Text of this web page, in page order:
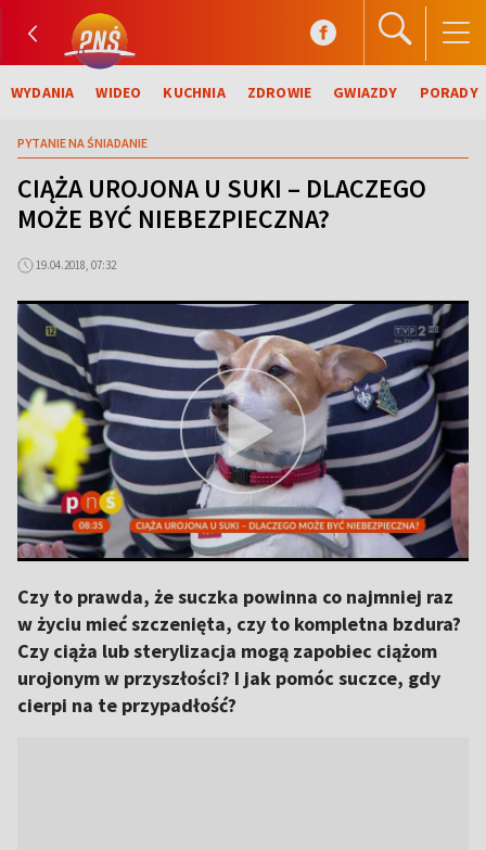
WYDANIA WIDEO KUCHNIA ZDROWIE GWIAZDY PORADY
PYTANIE NA ŚNIADANIE
CIĄŻA UROJONA U SUKI – DLACZEGO
MOŻE BYĆ NIEBEZPIECZNA?
19.04.2018, 07:32
Czy to prawda, że suczka powinna co najmniej raz
w życiu mieć szczenięta, czy to kompletna bzdura?
Czy ciąża lub sterylizacja mogą zapobiec ciążom
urojonym w przyszłości? I jak pomóc suczce, gdy
cierpi na te przypadłość?